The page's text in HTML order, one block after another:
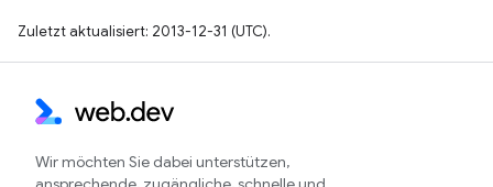
Zuletzt aktualisiert: 2013-12-31 (UTC).
Wir möchten Sie dabei unterstützen,